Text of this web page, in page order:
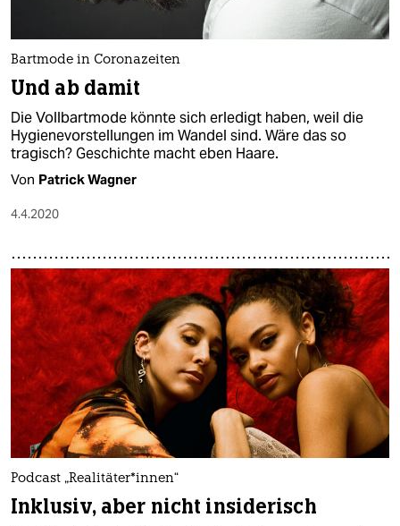
Bartmode in Coronazeiten
Und ab damit
Die Vollbartmode könnte sich erledigt haben, weil die
Hygienevorstellungen im Wandel sind. Wäre das so
tragisch? Geschichte macht eben Haare.
Von Patrick Wagner
4.4.2020
Podcast „Realitäter*innen“
Inklusiv, aber nicht insiderisch